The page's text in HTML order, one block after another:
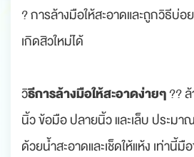
? การล้างมือให้สะอาดและถูกวิธีบ่อ
เกิดสิวใหม่ได้
วิธีการล้างมือให้สะอาดง่ายๆ??
นิ้ว ข้อมือ ปลายนิ้ว และเล็บ ประม
ด้วยน้ำสะอาดและเช็ดให้แห้ง เท่านี้มื